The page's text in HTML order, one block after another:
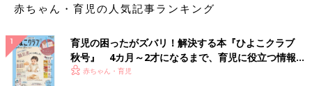
赤ちゃん・育児の人気記事ランキング
育児の困ったがズバリ！解決する本『ひよこクラブ
秋号』 4カ月～2才になるまで、育児に役立つ情報が
いっぱい！
赤ちゃん・育児